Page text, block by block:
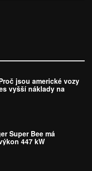
jsou americké vozy
vyšší náklady na
Super Bee má
447 kW